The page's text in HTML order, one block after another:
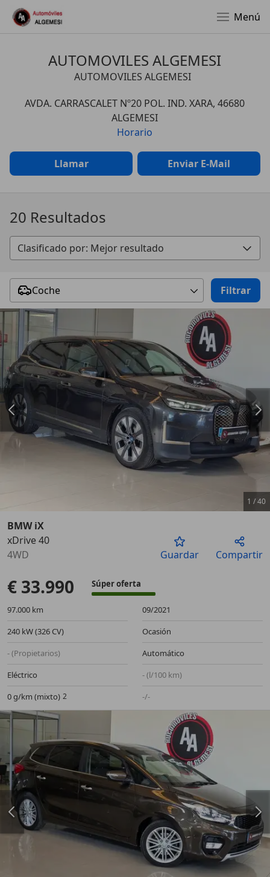
Menú
AUTOMOVILES ALGEMESI
AUTOMOVILES ALGEMESI
AVDA. CARRASCALET Nº20 POL. IND. XARA, 46680
ALGEMESI
Horario
Llamar Enviar E-Mail
20 Resultados
Coche Filtrar
Anterior
1 /40
BMW iX
xDrive 40
4WD
Guardar Compartir
€ 33.990 Súper oferta
97.000 km
09/2021
240 kW (326 CV)
Ocasión
- (Propietarios)
Automático
Eléctrico
- (l/100 km)
0 g/km (mixto)
-/-